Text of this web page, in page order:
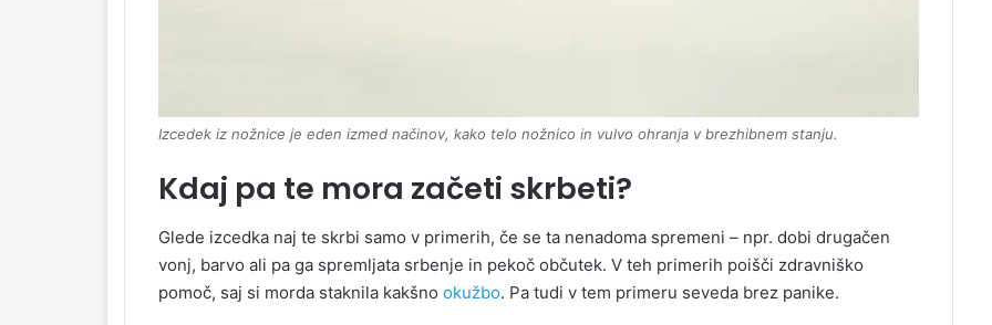
Izcedek iz nožnice je eden izmed načinov, kako telo nožnico in vulvo ohranja v brezhibnem stanju.
Kdaj pa te mora začeti skrbeti?
Glede izcedka naj te skrbi samo v primerih, če se ta nenadoma spremeni – npr. dobi drugačen
vonj, barvo ali pa ga spremljata srbenje in pekoč občutek. V teh primerih poišči zdravniško
pomoč, saj si morda staknila kakšno okužbo. Pa tudi v tem primeru seveda brez panike.